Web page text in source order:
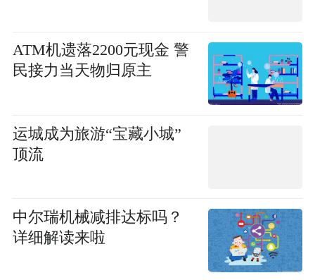
ATM机遗落2200元现金 警
民接力当天物归原主
运城成为旅游“宝藏小城”
顶流
中尔瑞机械减排达标吗？
详细解读来啦